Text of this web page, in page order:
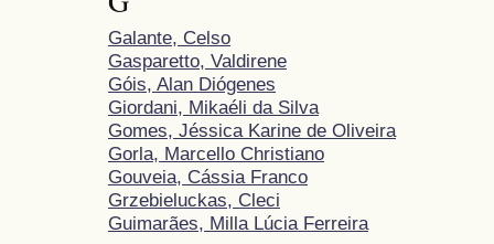
Galante, Celso
Gasparetto, Valdirene
Góis, Alan Diógenes
Giordani, Mikaéli da Silva
Gomes, Jéssica Karine de Oliveira
Gorla, Marcello Christiano
Gouveia, Cássia Franco
Grzebieluckas, Cleci
Guimarães, Milla Lúcia Ferreira